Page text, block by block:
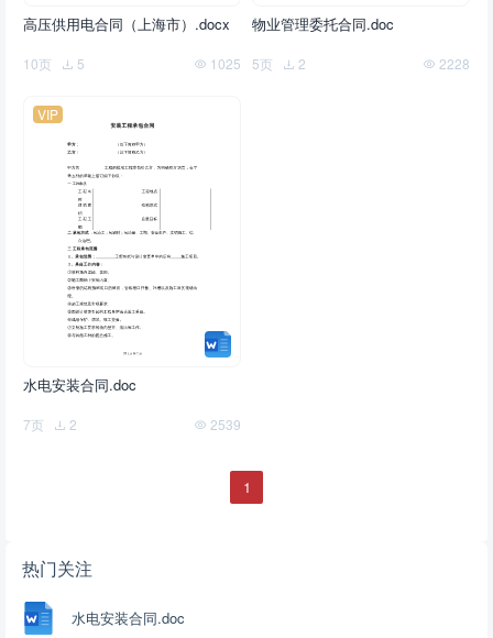
高压供用电合同（上海市）.docx
10页 5 1025
物业管理委托合同.doc
5页 2 2228
VIP
水电安装合同.doc
7页 2 2539
1
热门关注
水电安装合同.doc